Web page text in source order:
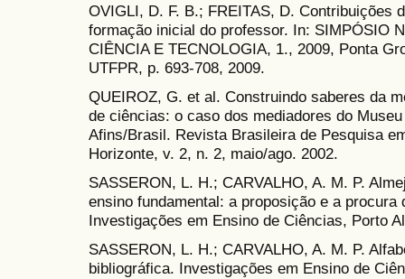
OVIGLI, D. F. B.; FREITAS, D. Contribuições
formação inicial do professor. In: SIMPÓSIO
CIÊNCIA E TECNOLOGIA, 1., 2009, Ponta
UTFPR, p. 693-708, 2009.
QUEIROZ, G. et al. Construindo saberes da
de ciências: o caso dos mediadores do
Afins/Brasil. Revista Brasileira de Pesquisa
Horizonte, v. 2, n. 2, maio/ago. 2002.
SASSERON, L. H.; CARVALHO, A. M. P.
ensino fundamental: a proposição e a
Investigações em Ensino de Ciências, Porto
SASSERON, L. H.; CARVALHO, A. M. P.
bibliográfica. Investigações em Ensino de